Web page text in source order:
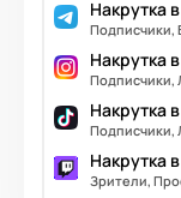
Накрутка
Подписчики,
Накрутка
Подписчики,
Накрутка
Подписчики,
Накрутка
Зрители,